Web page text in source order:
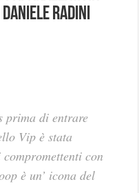
Radini
prima di entrare
Vip è stata
con
è un’ icona del